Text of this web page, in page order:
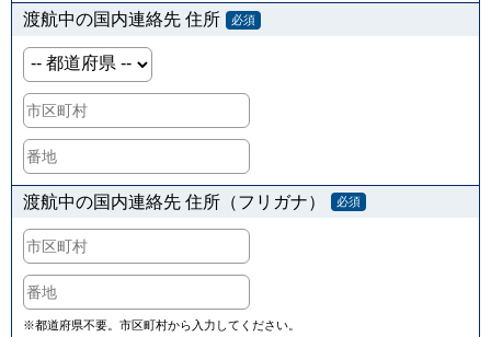
渡航中の国内連絡先 住所 必須
渡航中の国内連絡先 住所（フリガナ） 必須
※都道府県不要。市区町村から入力してください。